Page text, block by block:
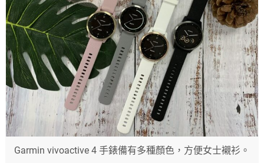
Garmin vivoactive 4 手錶備有多種顏色，方便女士襯衫。